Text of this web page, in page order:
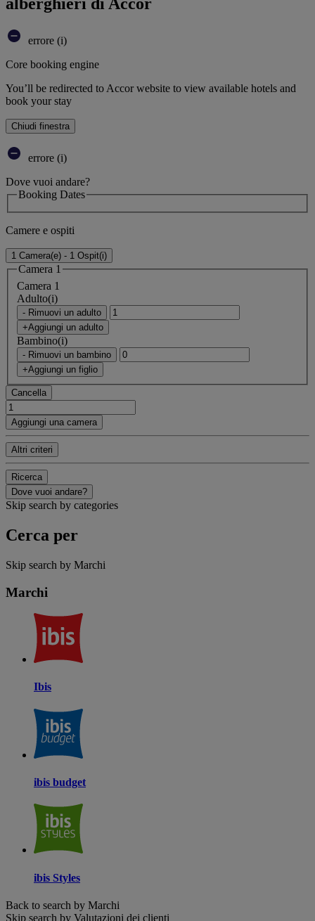
errore (i)
Core booking engine
You’ll be redirected to Accor website to view available hotels and
book your stay
Chiudi finestra
errore (i)
Dove vuoi andare?
Booking Dates
Camere e ospiti
1 Camera(e) - 1 Ospit(i)
Camera 1
Camera 1
Adulto(i)
- Rimuovi un adulto
+Aggiungi un adulto
Bambino(i)
- Rimuovi un bambino
+Aggiungi un figlio
Cancella
Aggiungi una camera
Altri criteri
Ricerca
Dove vuoi andare?
Skip search by categories
Cerca per
Skip search by Marchi
Marchi
Ibis
ibis budget
ibis Styles
Back to search by Marchi
Skip search by Valutazioni dei clienti